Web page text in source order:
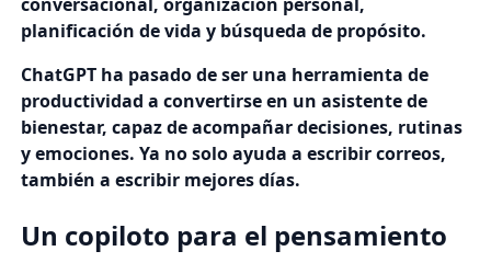
planificación de vida y búsqueda de propósito.
ChatGPT ha pasado de ser una herramienta de
productividad a convertirse en un asistente de
bienestar, capaz de acompañar decisiones, rutinas
y emociones. Ya no solo ayuda a escribir correos,
también a escribir mejores días.
Un copiloto para el pensamiento